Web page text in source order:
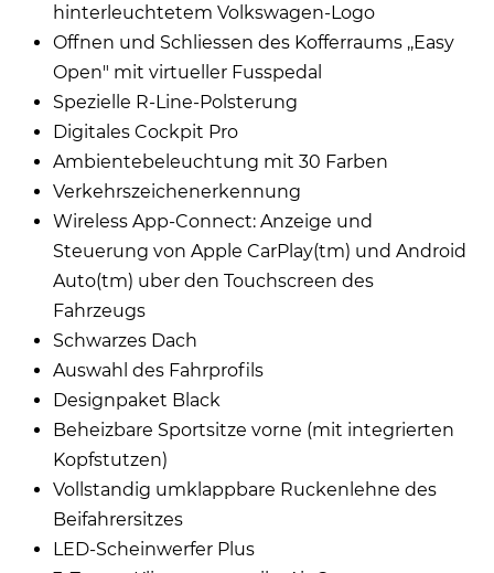
hinterleuchtetem Volkswagen-Logo
Offnen und Schliessen des Kofferraums ,,Easy
Open" mit virtueller Fusspedal
Spezielle R-Line-Polsterung
Digitales Cockpit Pro
Ambientebeleuchtung mit 30 Farben
Verkehrszeichenerkennung
Wireless App-Connect: Anzeige und
Steuerung von Apple CarPlay(tm) und Android
Auto(tm) uber den Touchscreen des
Fahrzeugs
Schwarzes Dach
Auswahl des Fahrprofils
Designpaket Black
Beheizbare Sportsitze vorne (mit integrierten
Kopfstutzen)
Vollstandig umklappbare Ruckenlehne des
Beifahrersitzes
LED-Scheinwerfer Plus